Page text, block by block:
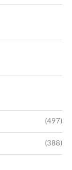
(497)
(388)